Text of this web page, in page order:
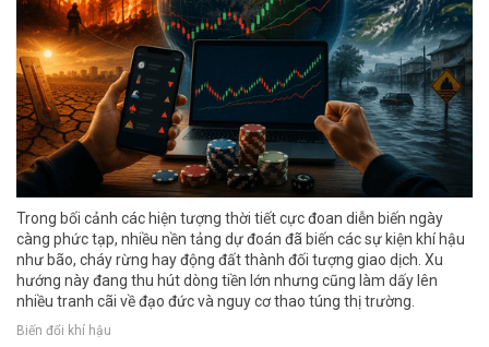
Trong bối cảnh các hiện tượng thời tiết cực đoan diễn biến ngày
càng phức tạp, nhiều nền tảng dự đoán đã biến các sự kiện khí hậu
như bão, cháy rừng hay động đất thành đối tượng giao dịch. Xu
hướng này đang thu hút dòng tiền lớn nhưng cũng làm dấy lên
nhiều tranh cãi về đạo đức và nguy cơ thao túng thị trường.
Biến đổi khí hậu